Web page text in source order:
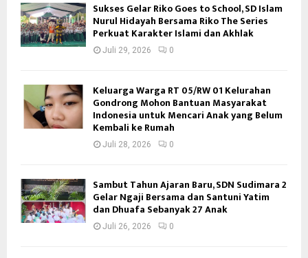
Sukses Gelar Riko Goes to School, SD Islam
Nurul Hidayah Bersama Riko The Series
Perkuat Karakter Islami dan Akhlak
Juli 29, 2026 0
Keluarga Warga RT 05/RW 01 Kelurahan
Gondrong Mohon Bantuan Masyarakat
Indonesia untuk Mencari Anak yang Belum
Kembali ke Rumah
Juli 28, 2026 0
Sambut Tahun Ajaran Baru, SDN Sudimara 2
Gelar Ngaji Bersama dan Santuni Yatim
dan Dhuafa Sebanyak 27 Anak
Juli 26, 2026 0